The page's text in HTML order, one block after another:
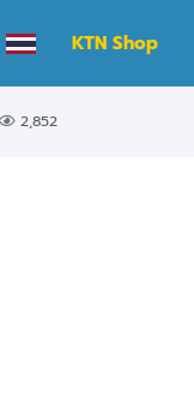
KTN Shop
2,852